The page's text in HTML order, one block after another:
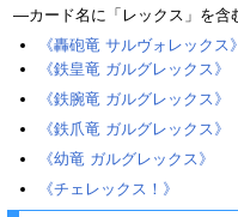
―カード名に「レックス」を含
《轟砲竜 サルヴォレックス》‎
《鉄皇竜 ガルグレックス》
《鉄腕竜 ガルグレックス》
《鉄爪竜 ガルグレックス》
《幼竜 ガルグレックス》
《チェレックス！》